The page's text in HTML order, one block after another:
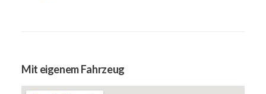
Mit eigenem Fahrzeug